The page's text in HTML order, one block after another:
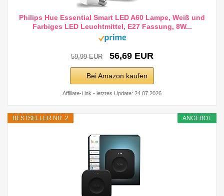
Philips Hue Essential Smart LED A60 Lampe, Weiß und
Farbiges LED Leuchtmittel, E27 Fassung, 8W...
59,99 EUR 56,69 EUR
Bei Amazon kaufen
Affiliate-Link - letztes Update: 24.07.2026
ANGEBOT
BESTSELLER NR. 2